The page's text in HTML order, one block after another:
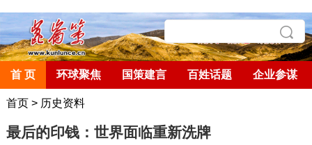
首 页 环球聚焦 国策建言 百姓话题 企业参谋
首页> 历史资料
最后的印钱：世界面临重新洗牌